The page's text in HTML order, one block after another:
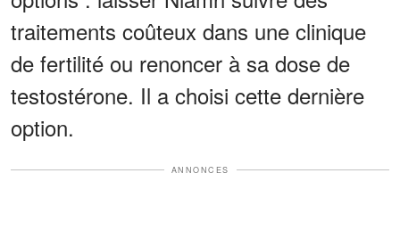
traitements coûteux dans une clinique
de fertilité ou renoncer à sa dose de
testostérone. Il a choisi cette dernière
option.
ANNONCES